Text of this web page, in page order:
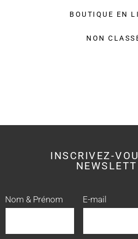
BOUTIQUE EN
NON
INSCRIVEZ-
Nom & Prénom E-mail